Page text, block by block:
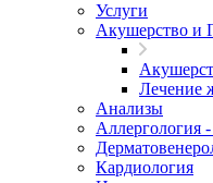
Услуги
Акушерство и
Лечение
Анализы
Аллергология
Кардиология